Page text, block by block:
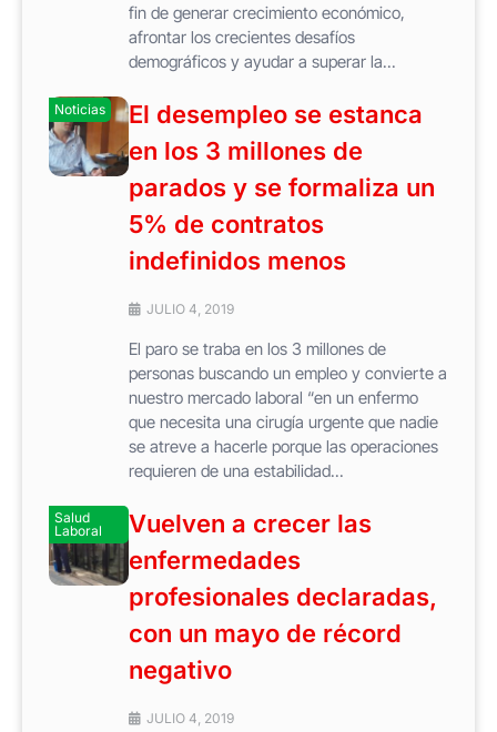
fin de generar crecimiento económico,
afrontar los crecientes desafíos
demográficos y ayudar a superar la...
Noticias
El desempleo se estanca
en los 3 millones de
parados y se formaliza un
5% de contratos
indefinidos menos
JULIO 4, 2019
El paro se traba en los 3 millones de
personas buscando un empleo y convierte a
nuestro mercado laboral “en un enfermo
que necesita una cirugía urgente que nadie
se atreve a hacerle porque las operaciones
requieren de una estabilidad...
Salud
Laboral
Vuelven a crecer las
enfermedades
profesionales declaradas,
con un mayo de récord
negativo
JULIO 4, 2019